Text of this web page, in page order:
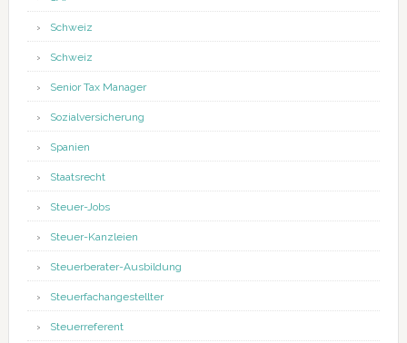
Schweiz
Schweiz
Senior Tax Manager
Sozialversicherung
Spanien
Staatsrecht
Steuer-Jobs
Steuer-Kanzleien
Steuerberater-Ausbildung
Steuerfachangestellter
Steuerreferent